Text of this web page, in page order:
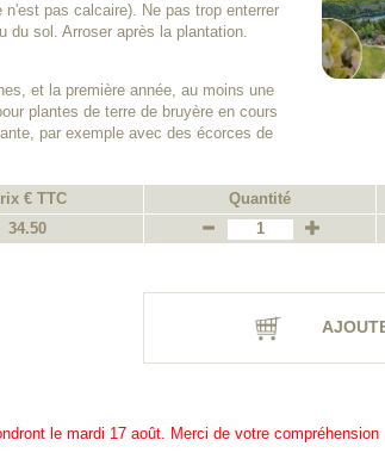
pas calcaire). Ne pas trop enterrer
du sol. Arroser après la plantation.
et la première année, au moins une
plantes de terre de bruyère en cours
par exemple avec des écorces de
€ TTC Quantité
34.50
le mardi 17 août. Merci de votre compréhension